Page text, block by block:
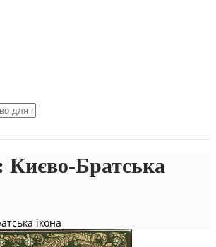
Києво-Братська
ікона